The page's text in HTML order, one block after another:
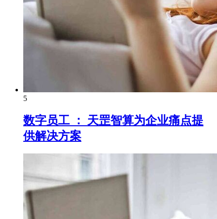
5
数字员工 ： 天罡智算为企业痛点提
供解决方案